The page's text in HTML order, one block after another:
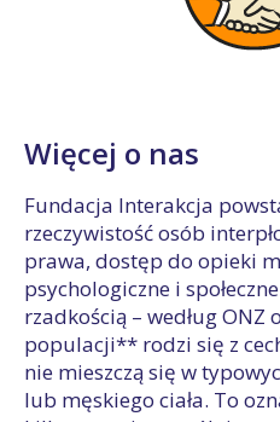
Więcej o nas
Fundacja Interakcja
rzeczywistość osób
prawa, dostęp do opieki
psychologiczne i
rzadkością – według ONZ
populacji** rodzi się z
nie mieszczą się w
lub męskiego ciała. To